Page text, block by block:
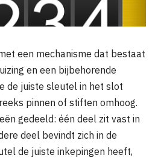
een mechanisme dat bestaat
en een bijbehorende
de juiste sleutel in het slot
pinnen of stiften omhoog.
gedeeld: één deel zit vast in
deel bevindt zich in de
de juiste inkepingen heeft,